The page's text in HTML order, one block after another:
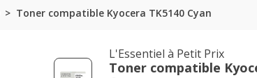
Toner compatible Kyocera TK5140 Cyan
L'Essentiel à Petit Prix
Toner compatible